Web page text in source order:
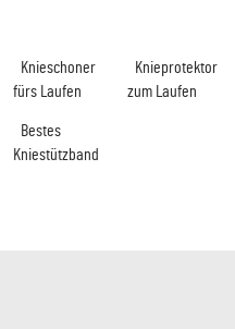
Knieschoner
fürs Laufen
Knieprotektor
zum Laufen
Bestes
Kniestützband